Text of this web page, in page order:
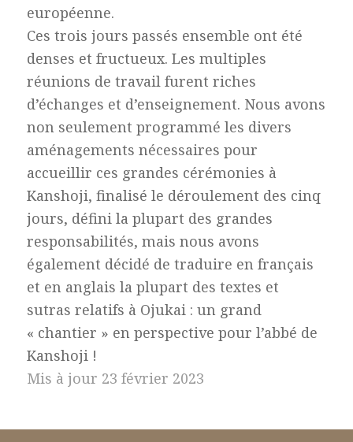
européenne.
Ces trois jours passés ensemble ont été
denses et fructueux. Les multiples
réunions de travail furent riches
d’échanges et d’enseignement. Nous avons
non seulement programmé les divers
aménagements nécessaires pour
accueillir ces grandes cérémonies à
Kanshoji, finalisé le déroulement des cinq
jours, défini la plupart des grandes
responsabilités, mais nous avons
également décidé de traduire en français
et en anglais la plupart des textes et
sutras relatifs à Ojukai : un grand
« chantier » en perspective pour l’abbé de
Kanshoji !
Mis à jour 23 février 2023